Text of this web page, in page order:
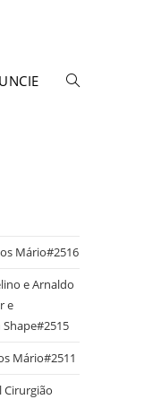
Mário#2516
e Arnaldo
e
Mário#2511
Cirurgião